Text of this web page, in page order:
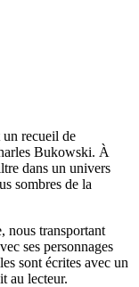
recueil de
Bukowski. À
dans un univers
sombres de la
nous transportant
ses personnages
sont écrites avec un
au lecteur.